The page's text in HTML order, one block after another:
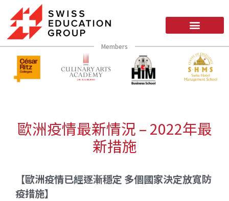
Members
歐洲疫情最新情況 – 2022年最
新措施
【歐洲疫情已經逐漸穩定 多個國家決定放寬防
疫措施】